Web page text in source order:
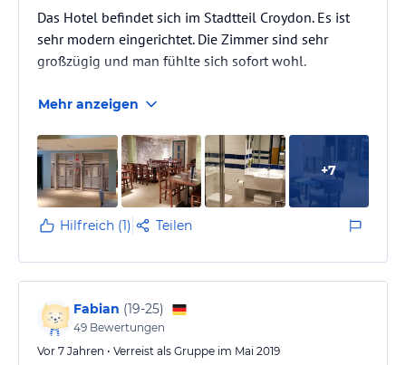
Das Hotel befindet sich im Stadtteil Croydon. Es ist
sehr modern eingerichtet. Die Zimmer sind sehr
großzügig und man fühlte sich sofort wohl.
Mehr anzeigen
+7
Hilfreich (1) Teilen
Fabian (19-25)
49 Bewertungen
Vor 7 Jahren • Verreist als Gruppe im Mai 2019